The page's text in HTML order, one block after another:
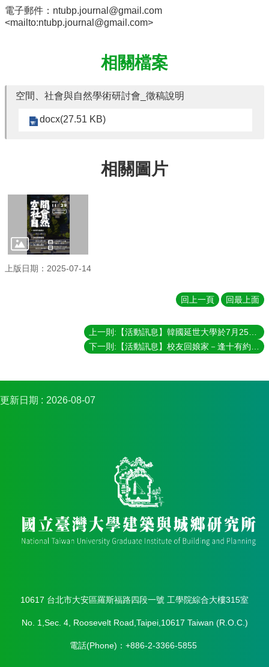
電子郵件：ntubp.journal@gmail.com
<mailto:ntubp.journal@gmail.com>
相關檔案
空間、社會與自然學術研討會_徵稿說明
docx(27.51 KB)
相關圖片
上版日期：2025-07-14
回上一頁 回最上面
更新日期 2026-08-07
10617 台北市大安區羅斯福路四段一號 工學院綜合大樓315室
No. 1,Sec. 4, Roosevelt Road,Taipei,10617 Taiwan (R.O.C.)
電話(Phone)：+886-2-3366-5855